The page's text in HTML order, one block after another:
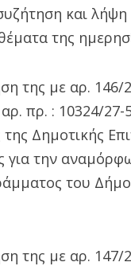
και
της
της με αρ. 146/
πρ. : 10324/27-
Δημοτικής
για την
του
της με αρ. 147/